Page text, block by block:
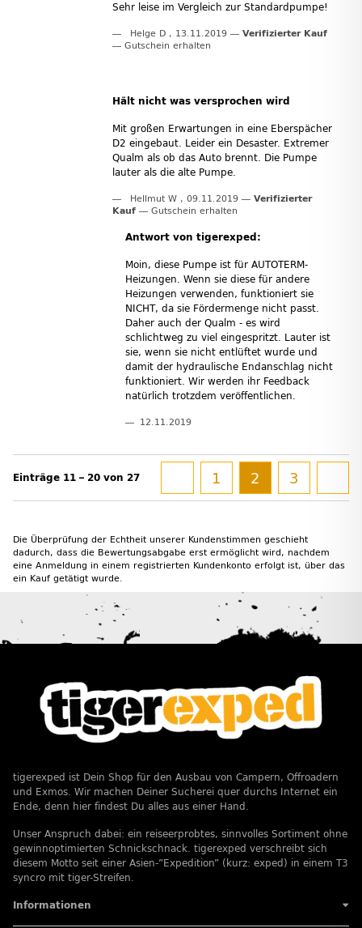
Sehr leise im Vergleich zur Standardpumpe!
Helge D , 13.11.2019
Verifizierter Kauf
Gutschein erhalten
Hält nicht was versprochen wird
Mit großen Erwartungen in eine Eberspächer
D2 eingebaut. Leider ein Desaster. Extremer
Qualm als ob das Auto brennt. Die Pumpe
lauter als die alte Pumpe.
Hellmut W , 09.11.2019
Verifizierter
Kauf
Gutschein erhalten
Antwort von tigerexped:
Moin, diese Pumpe ist für AUTOTERM-
Heizungen. Wenn sie diese für andere
Heizungen verwenden, funktioniert sie
NICHT, da sie Fördermenge nicht passt.
Daher auch der Qualm - es wird
schlichtweg zu viel eingespritzt. Lauter ist
sie, wenn sie nicht entlüftet wurde und
damit der hydraulische Endanschlag nicht
funktioniert. Wir werden ihr Feedback
natürlich trotzdem veröffentlichen.
12.11.2019
Einträge 11 – 20 von 27 1 2 3
Die Überprüfung der Echtheit unserer Kundenstimmen geschieht
dadurch, dass die Bewertungsabgabe erst ermöglicht wird, nachdem
eine Anmeldung in einem registrierten Kundenkonto erfolgt ist, über das
ein Kauf getätigt wurde.
tigerexped ist Dein Shop für den Ausbau von Campern, Offroadern
und Exmos. Wir machen Deiner Sucherei quer durchs Internet ein
Ende, denn hier findest Du alles aus einer Hand.
Unser Anspruch dabei: ein reiseerprobtes, sinnvolles Sortiment ohne
gewinnoptimierten Schnickschnack. tigerexped verschreibt sich
diesem Motto seit einer Asien-”Expedition” (kurz: exped) in einem T3
syncro mit tiger-Streifen.
Informationen